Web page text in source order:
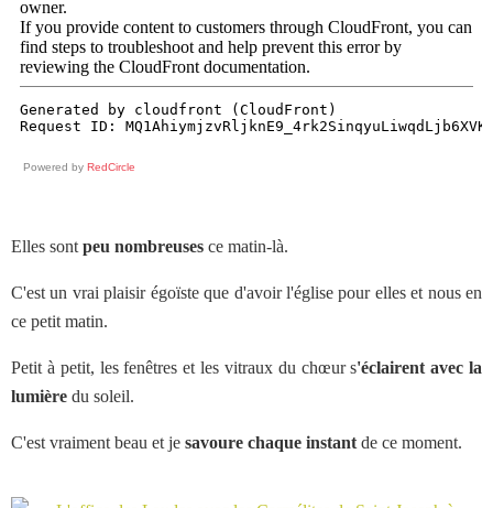
Powered by RedCircle
Elles sont peu nombreuses ce matin-là.
C'est un vrai plaisir égoïste que d'avoir l'église pour elles et nous en
ce petit matin.
Petit à petit, les fenêtres et les vitraux du chœur s'éclairent avec la
lumière du soleil.
C'est vraiment beau et je savoure chaque instant de ce moment.